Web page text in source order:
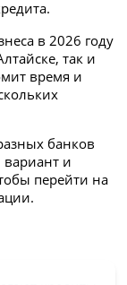
в 2026 году
так и
время и
банков
и
перейти на